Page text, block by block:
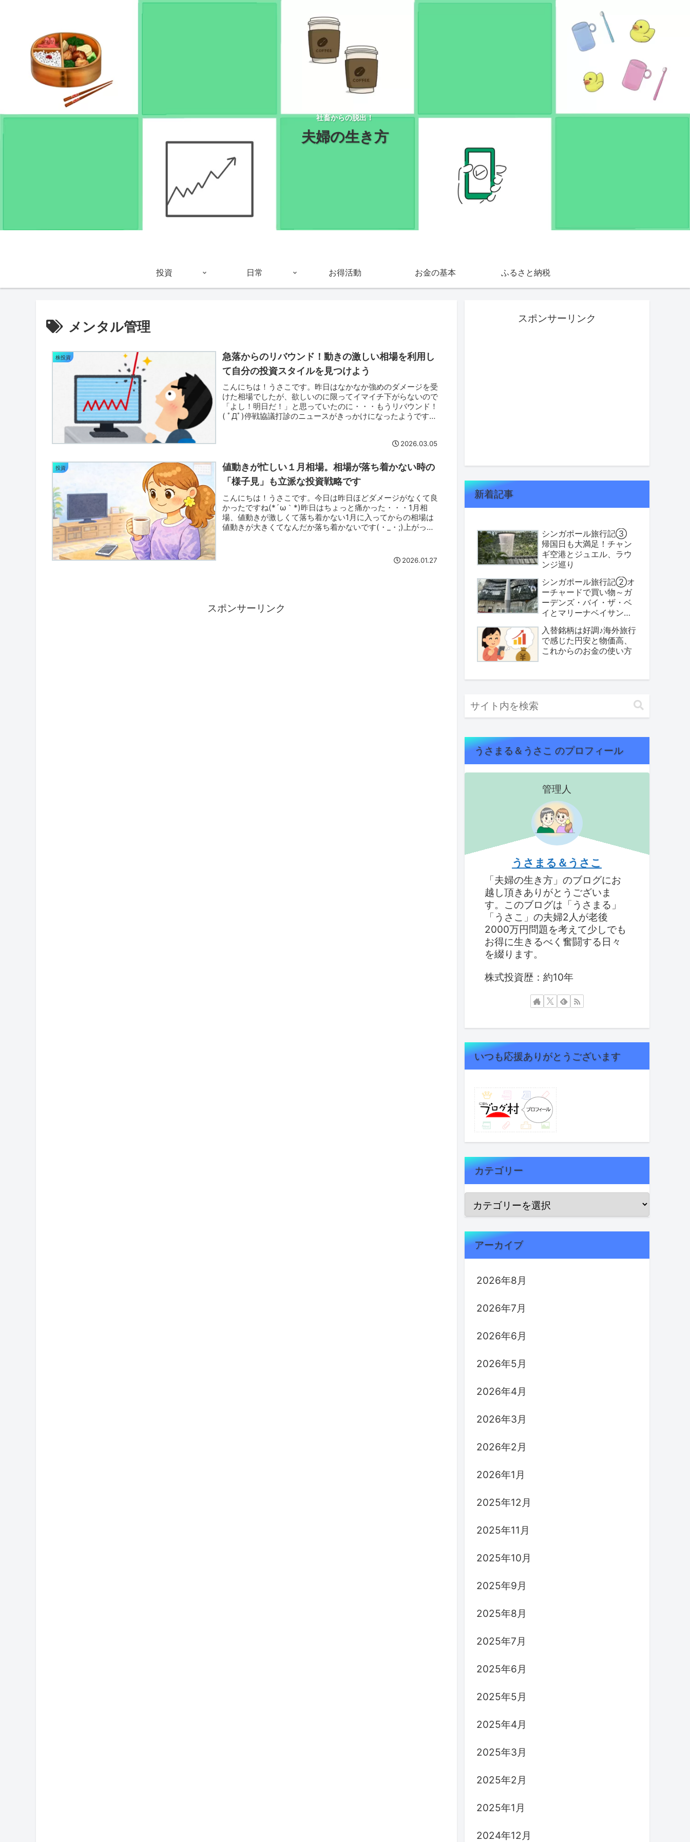
社畜からの脱出！
夫婦の生き方
投資 日常 お得活動 お金の基本 ふるさと納税
メンタル管理
株投資
急落からのリバウンド！動きの激しい相場を利用し
て自分の投資スタイルを見つけよう
こんにちは！うさこです。昨日はなかなか強めのダメージを受
けた相場でしたが、欲しいのに限ってイマイチ下がらないので
「よし！明日だ！」と思っていたのに・・・もうリバウンド！
( ﾟДﾟ)停戦協議打診のニュースがきっかけになったようです。
2026.03.05
投資
値動きが忙しい１月相場。相場が落ち着かない時の
「様子見」も立派な投資戦略です
こんにちは！うさこです。今日は昨日ほどダメージがなくて良
かったですね(*´ω｀*)昨日はちょっと痛かった・・・1月相
場、値動きが激しくて落ち着かない1月に入ってからの相場は
値動きが大きくてなんだか落ち着かないです(・_・;)上がった
2026.01.27
スポンサーリンク
スポンサーリンク
新着記事
シンガポール旅行記③
帰国日も大満足！チャン
ギ空港とジュエル、ラウ
ンジ巡り
シンガポール旅行記②オ
ーチャードで買い物～ガ
ーデンズ・バイ・ザ・ベ
イとマリーナベイサンズ
入替銘柄は好調♪海外旅行
で感じた円安と物価高、
これからのお金の使い方
うさまる＆うさこ のプロフィール
管理人
うさまる＆うさこ
「夫婦の生き方」のブログにお
越し頂きありがとうございま
す。このブログは「うさまる」
「うさこ」の夫婦2人が老後
2000万円問題を考えて少しでも
お得に生きるべく奮闘する日々
を綴ります。
株式投資歴：約10年
いつも応援ありがとうございます
カテゴリー
アーカイブ
2026年8月
2026年7月
2026年6月
2026年5月
2026年4月
2026年3月
2026年2月
2026年1月
2025年12月
2025年11月
2025年10月
2025年9月
2025年8月
2025年7月
2025年6月
2025年5月
2025年4月
2025年3月
2025年2月
2025年1月
2024年12月